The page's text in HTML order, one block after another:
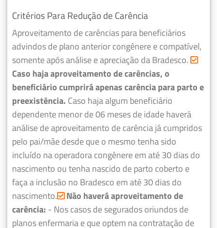
Critérios Para Redução de Carência
Aproveitamento de carências para beneficiários
advindos de plano anterior congênere e compatível,
somente após análise e apreciação da Bradesco.
Caso haja aproveitamento de carências, o
beneficiário cumprirá apenas carência para parto e
preexistência. Caso haja algum beneficiário
dependente menor de 06 meses de idade haverá
análise de aproveitamento de carência já cumpridos
pelo pai/mãe desde que o mesmo tenha sido
incluído na operadora congênere em até 30 dias do
nascimento ou tenha nascido de parto coberto e
faça a inclusão no Bradesco em até 30 dias do
nascimento. Não haverá aproveitamento de
carência: - Nos casos de segurados oriundos de
planos enfermaria e que optem na contratação de